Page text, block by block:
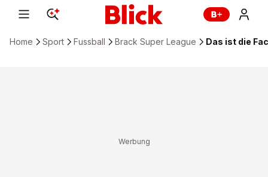
Home Sport Fussball Brack Super League Das ist die